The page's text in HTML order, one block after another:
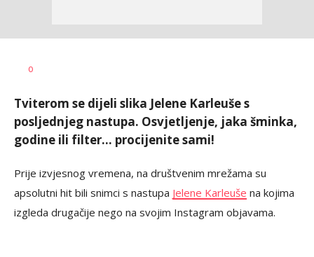
AUTOR
0
Tviterom se dijeli slika Jelene Karleuše s
posljednjeg nastupa. Osvjetljenje, jaka šminka,
godine ili filter... procijenite sami!
Prije izvjesnog vremena, na društvenim mrežama su
apsolutni hit bili snimci s nastupa Jelene Karleuše na kojima
izgleda drugačije nego na svojim Instagram objavama.